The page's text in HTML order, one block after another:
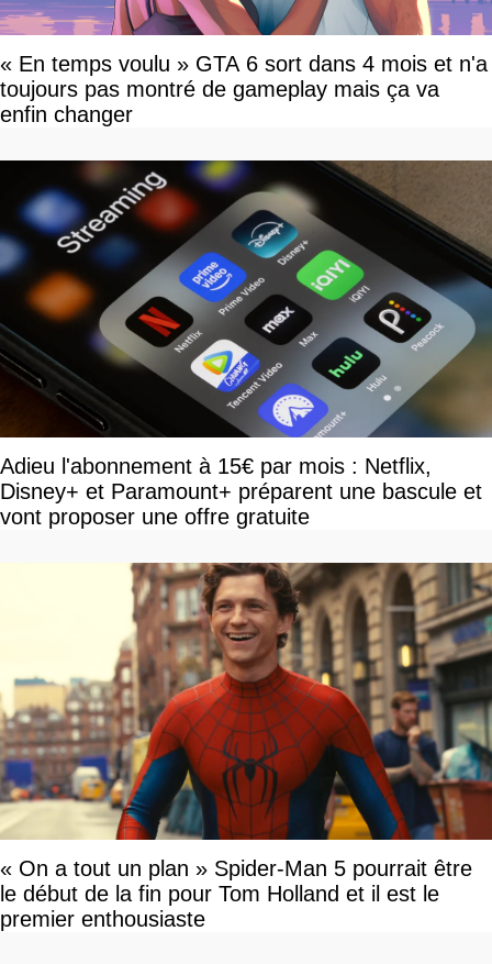
« En temps voulu » GTA 6 sort dans 4 mois et n'a
toujours pas montré de gameplay mais ça va
enfin changer
Adieu l'abonnement à 15€ par mois : Netflix,
Disney+ et Paramount+ préparent une bascule et
vont proposer une offre gratuite
« On a tout un plan » Spider-Man 5 pourrait être
le début de la fin pour Tom Holland et il est le
premier enthousiaste